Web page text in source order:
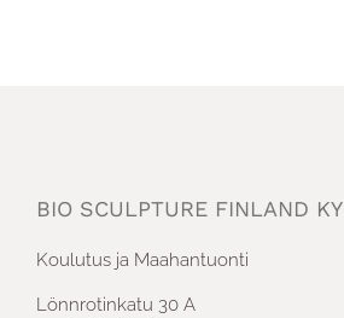
BIO SCULPTURE FINLAND KY
Koulutus ja Maahantuonti
Lönnrotinkatu 30 A